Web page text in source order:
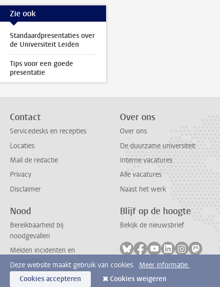
Zie ook
Standaardpresentaties over
de Universiteit Leiden
Tips voor een goede
presentatie
Contact
Servicedesks en recepties
Locaties
Mail de redactie
Privacy
Disclaimer
Over ons
Over ons
De duurzame universiteit
Interne vacatures
Alle vacatures
Naast het werk
Nood
Bereikbaarheid bij
noodgevallen
Melden incidenten en
ongevallen
Blijf op de hoogte
Bekijk de nieuwsbrief
Volg ons op bluesky
Volg ons op facebook
Volg ons op
Volg ons op
Volg ons
Volg
Deze website maakt gebruik van cookies. Meer informatie.
Cookies accepteren
Cookies weigeren